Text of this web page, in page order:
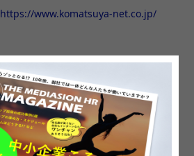
https://www.komatsuya-net.co.jp/